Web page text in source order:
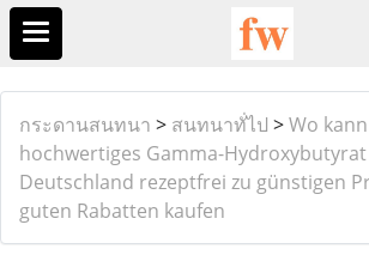
กระดานสนทนา > สนทนาทั่ไป >Wo
hochwertiges Gamma-Hydroxybutyrat
Deutschland rezeptfrei zu günstigen
guten Rabatten kaufen